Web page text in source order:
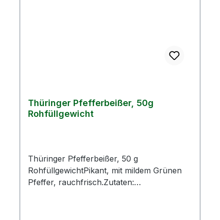
Thüringer Pfefferbeißer, 50g
Rohfüllgewicht
Thüringer Pfefferbeißer, 50 g
RohfüllgewichtPikant, mit mildem Grünen
Pfeffer, rauchfrisch.Zutaten: